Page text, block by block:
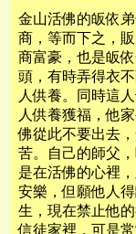
金山活佛的皈依
商，等而下之，
商富豪，也是皈
頭，有時弄得衣
人供養。同時這
人供養獲福，他
佛從此不要出去
苦。自己的師父
是在活佛的心裡
安樂，但願他人
生，現在禁止他
信徒家裡，可是